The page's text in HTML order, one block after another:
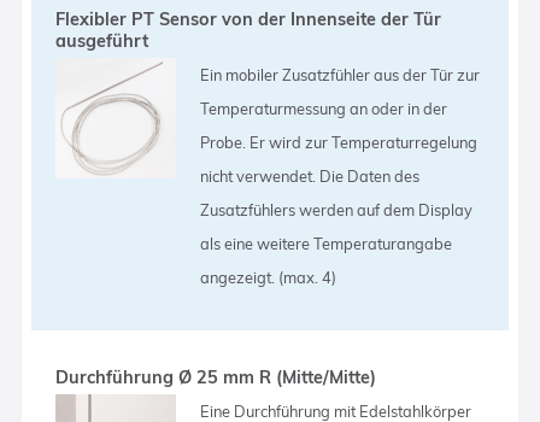
Flexibler PT Sensor von der Innenseite der Tür
ausgeführt
Ein mobiler Zusatzfühler aus der Tür zur
Temperaturmessung an oder in der
Probe. Er wird zur Temperaturregelung
nicht verwendet. Die Daten des
Zusatzfühlers werden auf dem Display
als eine weitere Temperaturangabe
angezeigt. (max. 4)
Durchführung Ø 25 mm R (Mitte/Mitte)
Eine Durchführung mit Edelstahlkörper